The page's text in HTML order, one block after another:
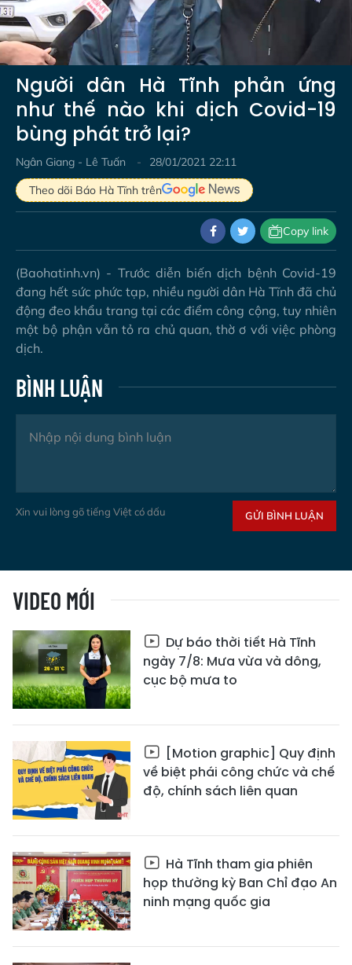
Video
Người dân Hà Tĩnh phản ứng
như thế nào khi dịch Covid-19
bùng phát trở lại?
Ngân Giang - Lê Tuấn
28/01/2021 22:11
Theo dõi Báo Hà Tĩnh trên
Copy link
(Baohatinh.vn) - Trước diễn biến dịch bệnh Covid-19
đang hết sức phức tạp, nhiều người dân Hà Tĩnh đã chủ
động đeo khẩu trang tại các điểm công cộng, tuy nhiên
một bộ phận vẫn tỏ ra chủ quan, thờ ơ với việc phòng
dịch.
BÌNH LUẬN
Xin vui lòng gõ tiếng Việt có dấu GỬI BÌNH LUẬN
VIDEO MỚI
Dự báo thời tiết Hà Tĩnh
ngày 7/8: Mưa vừa và dông,
cục bộ mưa to
[Motion graphic] Quy định
về biệt phái công chức và chế
độ, chính sách liên quan
Hà Tĩnh tham gia phiên
họp thường kỳ Ban Chỉ đạo An
ninh mạng quốc gia